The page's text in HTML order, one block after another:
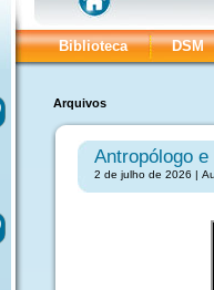
Biblioteca DSM
Arquivos
Antropólogo
2 de julho de 2026 |